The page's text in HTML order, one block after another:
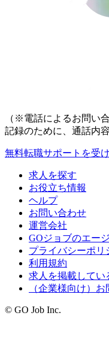
（※電話によるお問い
記録のために、通話内
無料転職サポートを受
求人を探す
お役立ち情報
ヘルプ
お問い合わせ
運営会社
GOジョブのエー
プライバシーポリ
利用規約
求人を掲載してい
（企業様向け）
© GO Job Inc.